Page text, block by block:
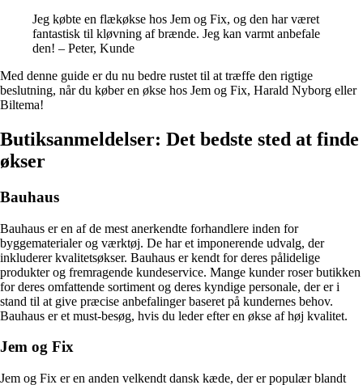
Jeg købte en flækøkse hos Jem og Fix, og den har været
fantastisk til kløvning af brænde. Jeg kan varmt anbefale
den! – Peter, Kunde
Med denne guide er du nu bedre rustet til at træffe den rigtige
beslutning, når du køber en økse hos Jem og Fix, Harald Nyborg eller
Biltema!
Butiksanmeldelser: Det bedste sted at finde
økser
Bauhaus
Bauhaus er en af de mest anerkendte forhandlere inden for
byggematerialer og værktøj. De har et imponerende udvalg, der
inkluderer kvalitetsøkser. Bauhaus er kendt for deres pålidelige
produkter og fremragende kundeservice. Mange kunder roser butikken
for deres omfattende sortiment og deres kyndige personale, der er i
stand til at give præcise anbefalinger baseret på kundernes behov.
Bauhaus er et must-besøg, hvis du leder efter en økse af høj kvalitet.
Jem og Fix
Jem og Fix er en anden velkendt dansk kæde, der er populær blandt